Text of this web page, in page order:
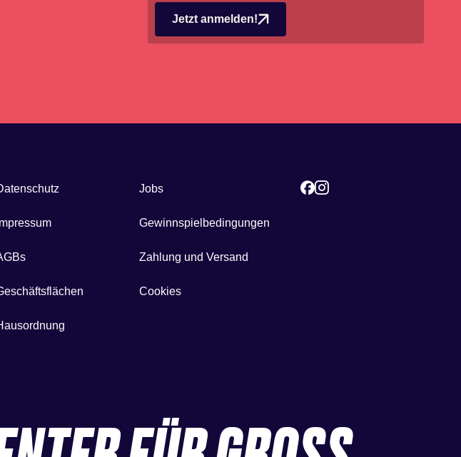
Jetzt anmelden!
Impressum
Jobs
Gewinnspielbedingungen
Zahlung und Versand
Cookies